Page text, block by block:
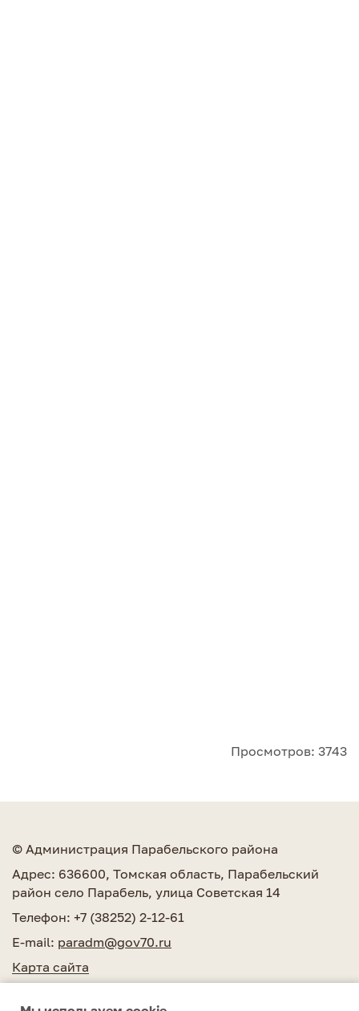
Просмотров: 3743
© Администрация Парабельского района
Адрес: 636600, Томская область, Парабельский
район село Парабель, улица Советская 14
Телефон: +7 (38252) 2-12-61
E-mail: paradm@gov70.ru
Карта сайта